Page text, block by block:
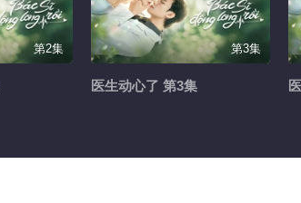
第2集 第3集
医生动心了 第3集